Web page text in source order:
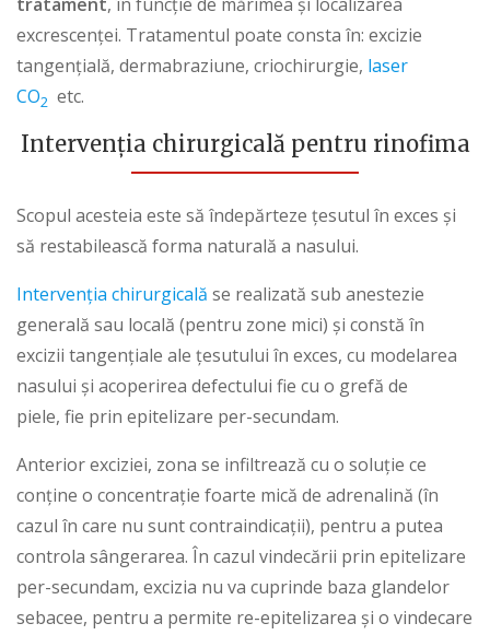
excrescenței. Tratamentul poate consta în: excizie
tangențială, dermabraziune, criochirurgie, laser
CO2 etc.
Intervenția chirurgicală pentru rinofima
Scopul acesteia este să îndepărteze țesutul în exces și
să restabilească forma naturală a nasului.
Intervenția chirurgicală se realizată sub anestezie
generală sau locală (pentru zone mici) și constă în
excizii tangențiale ale țesutului în exces, cu modelarea
nasului și acoperirea defectului fie cu o grefă de
piele, fie prin epitelizare per-secundam.
Anterior exciziei, zona se infiltrează cu o soluție ce
conține o concentrație foarte mică de adrenalină (în
cazul în care nu sunt contraindicații), pentru a putea
controla sângerarea. În cazul vindecării prin epitelizare
per-secundam, excizia nu va cuprinde baza glandelor
sebacee, pentru a permite re-epitelizarea și o vindecare